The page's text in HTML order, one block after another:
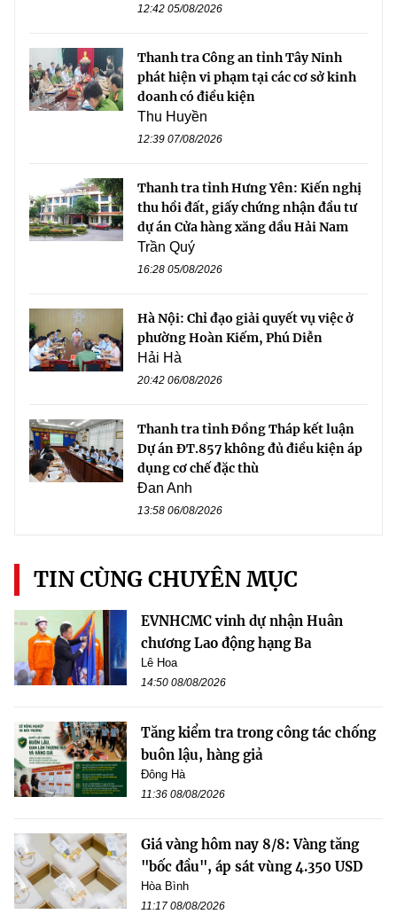
12:42 05/08/2026
Thanh tra Công an tỉnh Tây Ninh
phát hiện vi phạm tại các cơ sở kinh
doanh có điều kiện
Thu Huyền
12:39 07/08/2026
Thanh tra tỉnh Hưng Yên: Kiến nghị
thu hồi đất, giấy chứng nhận đầu tư
dự án Cửa hàng xăng dầu Hải Nam
Trần Quý
16:28 05/08/2026
Hà Nội: Chỉ đạo giải quyết vụ việc ở
phường Hoàn Kiếm, Phú Diễn
Hải Hà
20:42 06/08/2026
Thanh tra tỉnh Đồng Tháp kết luận
Dự án ĐT.857 không đủ điều kiện áp
dụng cơ chế đặc thù
Đan Anh
13:58 06/08/2026
TIN CÙNG CHUYÊN MỤC
EVNHCMC vinh dự nhận Huân
chương Lao động hạng Ba
Lê Hoa
14:50 08/08/2026
Tăng kiểm tra trong công tác chống
buôn lậu, hàng giả
Đông Hà
11:36 08/08/2026
Giá vàng hôm nay 8/8: Vàng tăng
"bốc đầu", áp sát vùng 4.350 USD
Hòa Bình
11:17 08/08/2026